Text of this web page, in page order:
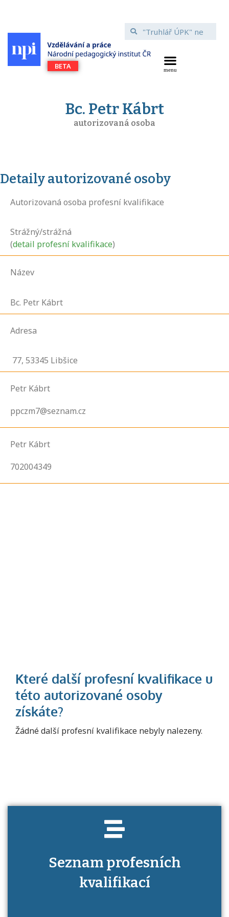
Bc. Petr Kábrt
autorizovaná osoba
Detaily autorizované osoby
Autorizovaná osoba profesní kvalifikace
Strážný/strážná
(detail profesní kvalifikace)
Název
Bc. Petr Kábrt
Adresa
77, 53345 Libšice
Petr Kábrt
ppczm7@seznam.cz
Petr Kábrt
702004349
Žádné další profesní kvalifikace nebyly nalezeny.
Seznam profesních
kvalifikací
Projděte si seznam profesních kvalifikací.